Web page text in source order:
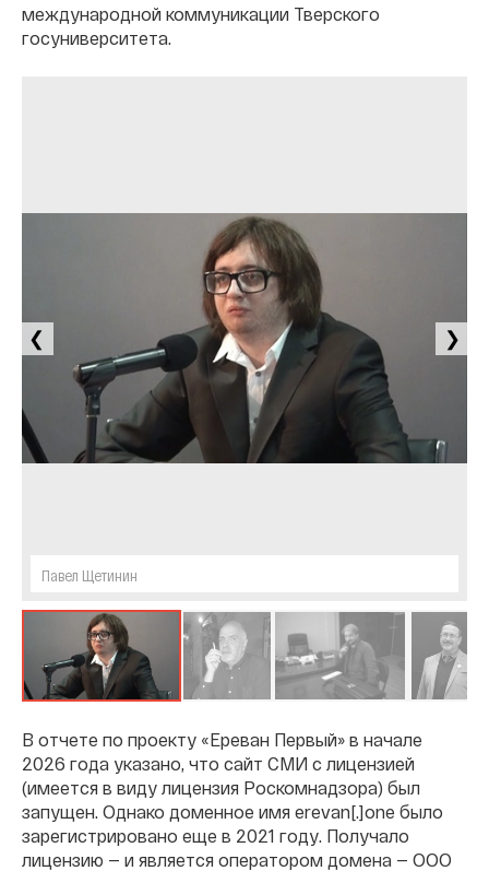
международной коммуникации Тверского
госуниверситета.
❮
Павел Щетинин
❯
В отчете по проекту «Ереван Первый» в начале
2026 года указано, что сайт СМИ с лицензией
(имеется в виду лицензия Роскомнадзора) был
запущен. Однако доменное имя erevan[.]one было
зарегистрировано еще в 2021 году. Получало
лицензию — и является оператором домена — ООО